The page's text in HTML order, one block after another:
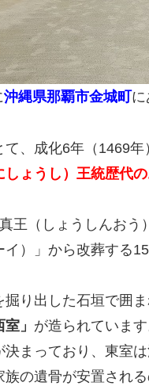
沖縄県那覇市金城町に
、成化6年（1469
しょうし）王統歴代
王（しょうしんおう
イ）」から改葬する
り出した石垣で囲
」 が造られています
まっており、東室
の遺骨が安置される